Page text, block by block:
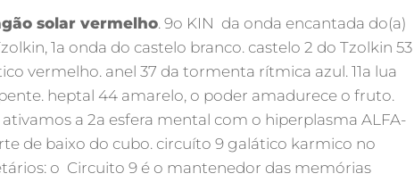
solar vermelho. 9o KIN da onda encantada do(a)
1a onda do castelo branco. castelo 2 do Tzolkin 53
vermelho. anel 37 da tormenta rítmica azul. 11a lua
heptal 44 amarelo, o poder amadurece o fruto.
a 2a esfera mental com o hiperplasma ALFA-
de baixo do cubo. circuíto 9 galático karmico no
o Circuito 9 é o mantenedor das memórias